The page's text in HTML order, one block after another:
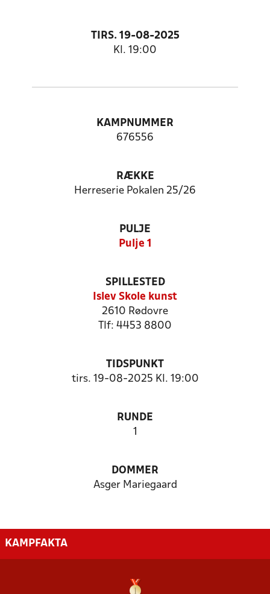
TIRS. 19-08-2025
Kl. 19:00
KAMPNUMMER
676556
RÆKKE
Herreserie Pokalen 25/26
PULJE
Pulje 1
SPILLESTED
Islev Skole kunst
2610 Rødovre
Tlf: 4453 8800
TIDSPUNKT
tirs. 19-08-2025 Kl. 19:00
RUNDE
1
DOMMER
Asger Mariegaard
KAMPFAKTA